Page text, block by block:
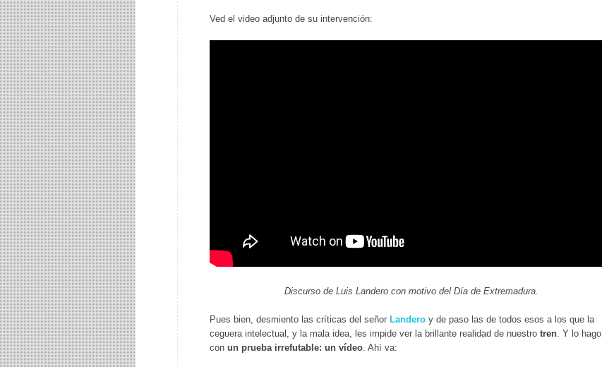
Ved el video adjunto de su intervención:
Discurso de Luis Landero con motivo del Día de Extremadura.
Pues bien, desmiento las críticas del señor Landero y de paso las de todos esos a los que la
ceguera intelectual, y la mala idea, les impide ver la brillante realidad de nuestro tren . Y lo hago
con un prueba irrefutable: un vídeo . Ahí va: